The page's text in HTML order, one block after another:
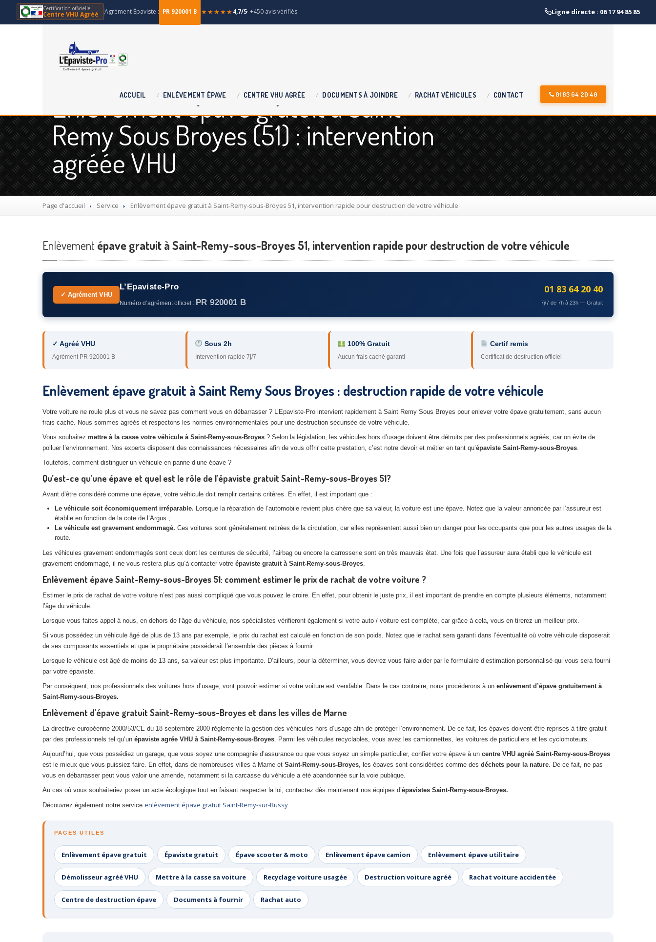
Certification officielle
Centre VHU Agréé Agrément Épaviste : PR 920001 B ★★★★★4,7/5· +450 avis vérifiés Ligne directe : 06 17 94 85 85
ACCUEIL ENLÈVEMENT ÉPAVE CENTRE VHU AGRÉE DOCUMENTS À JOINDRE RACHAT VÉHICULES CONTACT 01 83 64 20 40
Enlèvement épave gratuit à Saint
Remy Sous Broyes (51) : intervention
agréée VHU
Page d'accueil Service Enlèvement épave gratuit à Saint-Remy-sous-Broyes 51, intervention rapide pour destruction de votre véhicule
Enlèvement épave gratuit à Saint-Remy-sous-Broyes 51, intervention rapide pour destruction de votre véhicule
✓ Agrément VHU
L’Epaviste-Pro
Numéro d’agrément officiel : PR 920001 B
01 83 64 20 40
7j/7 de 7h à 23h — Gratuit
✓ Agréé VHU
Agrément PR 920001 B
Sous 2h
Intervention rapide 7j/7
100% Gratuit
Aucun frais caché garanti
Certif remis
Certificat de destruction officiel
Enlèvement épave gratuit à Saint Remy Sous Broyes : destruction rapide de votre véhicule
Votre voiture ne roule plus et vous ne savez pas comment vous en débarrasser ? L’Epaviste-Pro intervient rapidement à Saint Remy Sous Broyes pour enlever votre épave gratuitement, sans aucun
frais caché. Nous sommes agréés et respectons les normes environnementales pour une destruction sécurisée de votre véhicule.
Vous souhaitez mettre à la casse votre véhicule à Saint-Remy-sous-Broyes ? Selon la législation, les véhicules hors d’usage doivent être détruits par des professionnels agréés, car on évite de
polluer l’environnement. Nos experts disposent des connaissances nécessaires afin de vous offrir cette prestation, c’est notre devoir et métier en tant qu’épaviste Saint-Remy-sous-Broyes.
Toutefois, comment distinguer un véhicule en panne d’une épave ?
Qu’est-ce qu’une épave et quel est le rôle de l’épaviste gratuit Saint-Remy-sous-Broyes 51?
Avant d’être considéré comme une épave, votre véhicule doit remplir certains critères. En effet, il est important que :
Le véhicule soit économiquement irréparable. Lorsque la réparation de l’automobile revient plus chère que sa valeur, la voiture est une épave. Notez que la valeur annoncée par l’assureur est
établie en fonction de la cote de l’Argus ;
Le véhicule est gravement endommagé. Ces voitures sont généralement retirées de la circulation, car elles représentent aussi bien un danger pour les occupants que pour les autres usages de la
route.
Les véhicules gravement endommagés sont ceux dont les ceintures de sécurité, l’airbag ou encore la carrosserie sont en très mauvais état. Une fois que l’assureur aura établi que le véhicule est
gravement endommagé, il ne vous restera plus qu’à contacter votre épaviste gratuit à Saint-Remy-sous-Broyes.
Enlèvement épave Saint-Remy-sous-Broyes 51: comment estimer le prix de rachat de votre voiture ?
Estimer le prix de rachat de votre voiture n’est pas aussi compliqué que vous pouvez le croire. En effet, pour obtenir le juste prix, il est important de prendre en compte plusieurs éléments, notamment
l’âge du véhicule.
Lorsque vous faites appel à nous, en dehors de l’âge du véhicule, nos spécialistes vérifieront également si votre auto / voiture est complète, car grâce à cela, vous en tirerez un meilleur prix.
Si vous possédez un véhicule âgé de plus de 13 ans par exemple, le prix du rachat est calculé en fonction de son poids. Notez que le rachat sera garanti dans l’éventualité où votre véhicule disposerait
de ses composants essentiels et que le propriétaire posséderait l’ensemble des pièces à fournir.
Lorsque le véhicule est âgé de moins de 13 ans, sa valeur est plus importante. D’ailleurs, pour la déterminer, vous devrez vous faire aider par le formulaire d’estimation personnalisé qui vous sera fourni
par votre épaviste.
Par conséquent, nos professionnels des voitures hors d’usage, vont pouvoir estimer si votre voiture est vendable. Dans le cas contraire, nous procéderons à un enlèvement d’épave gratuitement à
Saint-Remy-sous-Broyes.
Enlèvement d’épave gratuit Saint-Remy-sous-Broyes et dans les villes de Marne
La directive européenne 2000/53/CE du 18 septembre 2000 réglemente la gestion des véhicules hors d’usage afin de protéger l’environnement. De ce fait, les épaves doivent être reprises à titre gratuit
par des professionnels tel qu’un épaviste agrée VHU à Saint-Remy-sous-Broyes. Parmi les véhicules recyclables, vous avez les camionnettes, les voitures de particuliers et les cyclomoteurs.
Aujourd’hui, que vous possédiez un garage, que vous soyez une compagnie d’assurance ou que vous soyez un simple particulier, confier votre épave à un centre VHU agréé Saint-Remy-sous-Broyes
est le mieux que vous puissiez faire. En effet, dans de nombreuses villes à Marne et Saint-Remy-sous-Broyes, les épaves sont considérées comme des déchets pour la nature. De ce fait, ne pas
vous en débarrasser peut vous valoir une amende, notamment si la carcasse du véhicule a été abandonnée sur la voie publique.
Au cas où vous souhaiteriez poser un acte écologique tout en faisant respecter la loi, contactez dès maintenant nos équipes d’épavistes Saint-Remy-sous-Broyes.
Découvrez également notre service enlèvement épave gratuit Saint-Remy-sur-Bussy
PAGES UTILES
Enlèvement épave gratuit Épaviste gratuit Épave scooter & moto Enlèvement épave camion Enlèvement épave utilitaire
Démolisseur agréé VHU Mettre à la casse sa voiture Recyclage voiture usagée Destruction voiture agréé Rachat voiture accidentée
Centre de destruction épave Documents à fournir Rachat auto